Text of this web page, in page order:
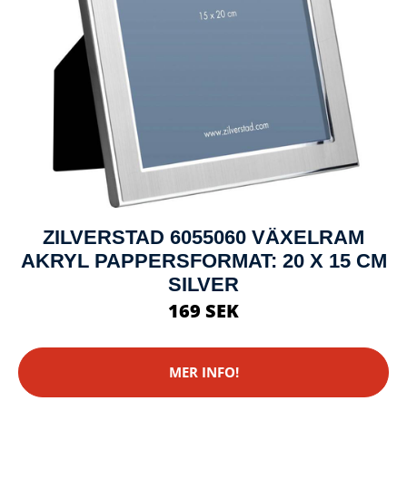
ZILVERSTAD 6055060 VÄXELRAM
AKRYL PAPPERSFORMAT: 20 X 15 CM
SILVER
169 SEK
MER INFO!